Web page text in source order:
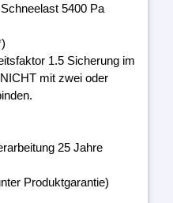
5400 Pa
1.5 Sicherung im
mit zwei oder
25 Jahre
Produktgarantie)